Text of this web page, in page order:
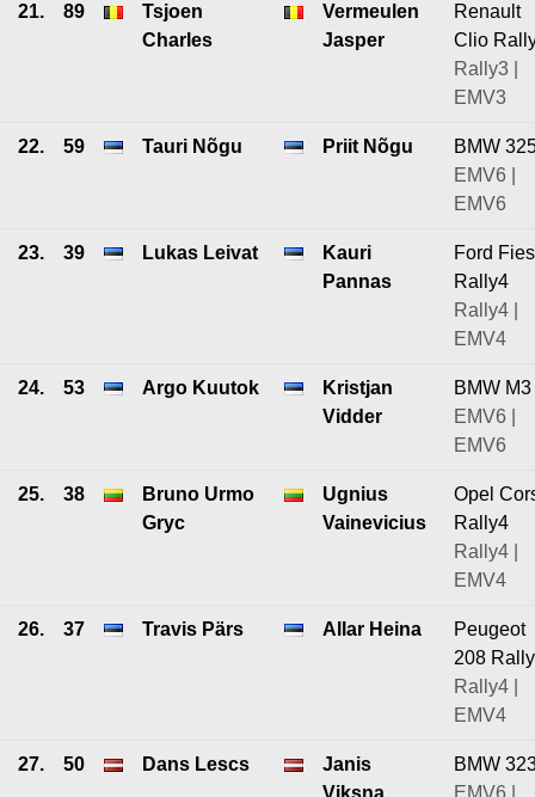
21. 89
Tsjoen
Charles
Vermeulen
Jasper
Renault
Clio
Rally3 |
EMV3
22. 59 Tauri Nõgu Priit Nõgu
BMW
EMV6 |
EMV6
23. 39 Lukas Leivat
Kauri
Pannas
Ford
Rally4
Rally4 |
EMV4
24. 53 Argo Kuutok
Kristjan
Vidder
BMW M3
EMV6 |
EMV6
25. 38
Bruno Urmo
Gryc
Ugnius
Vainevicius
Opel
Rally4
Rally4 |
EMV4
26. 37 Travis Pärs Allar Heina
Peugeot
208
Rally4 |
EMV4
27. 50 Dans Lescs
Janis
Viksna
BMW
EMV6 |